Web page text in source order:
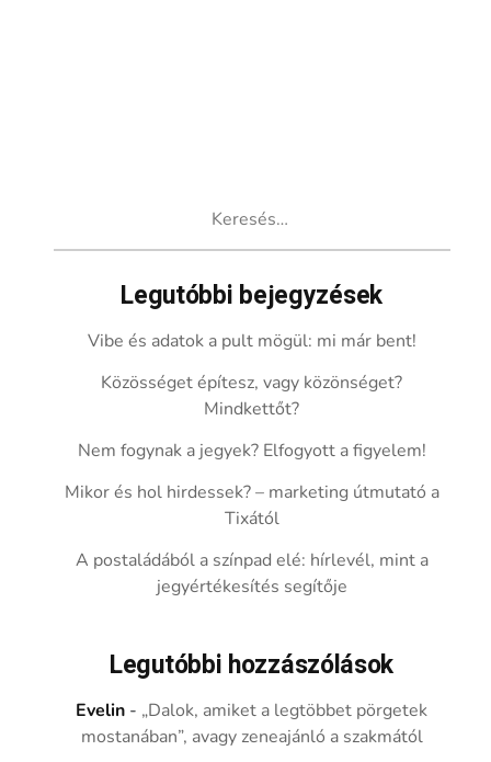
Legutóbbi bejegyzések
Vibe és adatok a pult mögül: mi már bent!
Közösséget építesz, vagy közönséget?
Mindkettőt?
Nem fogynak a jegyek? Elfogyott a figyelem!
Mikor és hol hirdessek? – marketing útmutató a
Tixától
A postaládából a színpad elé: hírlevél, mint a
jegyértékesítés segítője
Legutóbbi hozzászólások
Evelin - „Dalok, amiket a legtöbbet pörgetek
mostanában”, avagy zeneajánló a szakmától